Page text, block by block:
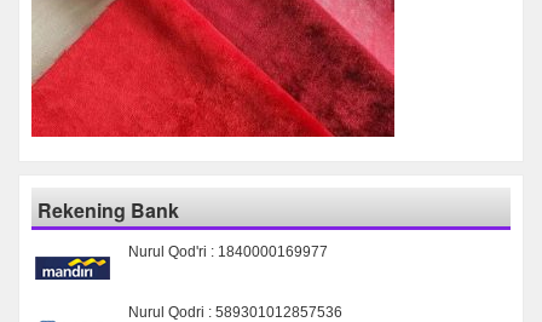
Rekening Bank
Nurul Qod'ri : 1840000169977
Nurul Qodri : 589301012857536